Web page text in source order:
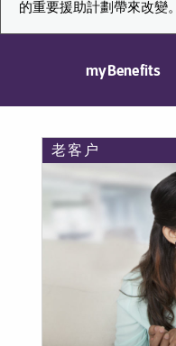
的重要援助計劃帶來改變。
myBenefits
老客户